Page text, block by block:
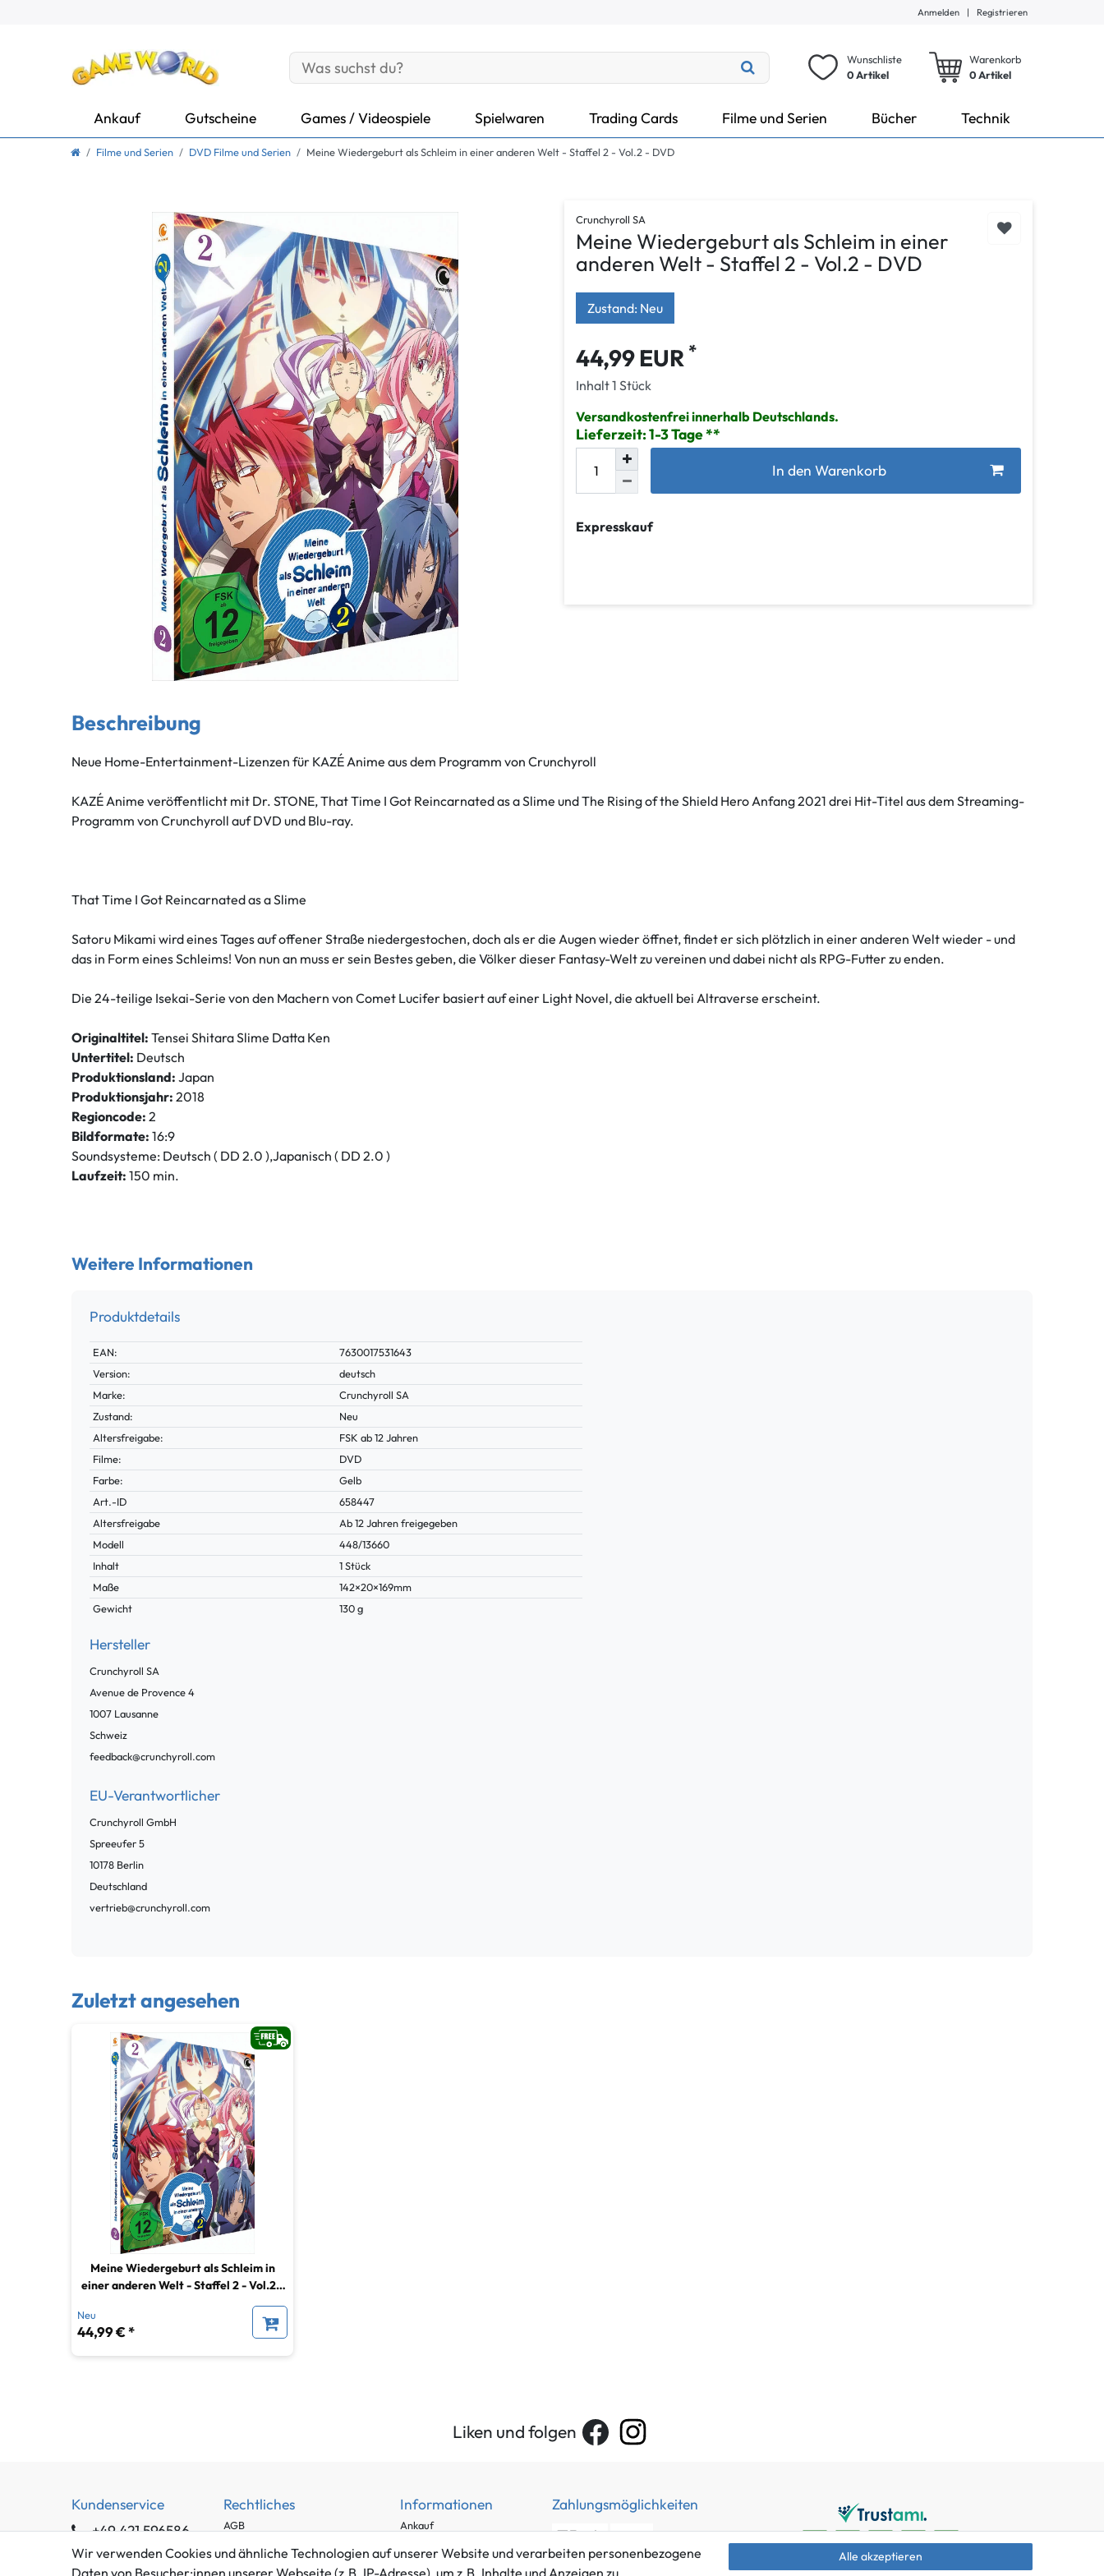
Anmelden | Registrieren
Wunschliste
0 Artikel
Warenkorb
0Artikel
Ankauf Gutscheine Games / Videospiele Spielwaren Trading Cards Filme und Serien Bücher Technik
Filme und Serien DVD Filme und Serien Meine Wiedergeburt als Schleim in einer anderen Welt - Staffel 2 - Vol.2 - DVD
Crunchyroll SA
Meine Wiedergeburt als Schleim in einer
anderen Welt - Staffel 2 - Vol.2 - DVD
Zustand: Neu
44,99 EUR *
Inhalt1 Stück
Versandkostenfrei innerhalb Deutschlands.
Lieferzeit: 1-3 Tage
In den Warenkorb
Expresskauf
Beschreibung
Neue Home-Entertainment-Lizenzen für KAZÉ Anime aus dem Programm von Crunchyroll
KAZÉ Anime veröffentlicht mit Dr. STONE, That Time I Got Reincarnated as a Slime und The Rising of the Shield Hero Anfang 2021 drei Hit-Titel aus dem Streaming-
Programm von Crunchyroll auf DVD und Blu-ray.
That Time I Got Reincarnated as a Slime
Satoru Mikami wird eines Tages auf offener Straße niedergestochen, doch als er die Augen wieder öffnet, findet er sich plötzlich in einer anderen Welt wieder - und
das in Form eines Schleims! Von nun an muss er sein Bestes geben, die Völker dieser Fantasy-Welt zu vereinen und dabei nicht als RPG-Futter zu enden.
Die 24-teilige Isekai-Serie von den Machern von Comet Lucifer basiert auf einer Light Novel, die aktuell bei Altraverse erscheint.
Originaltitel: Tensei Shitara Slime Datta Ken
Untertitel: Deutsch
Produktionsland: Japan
Produktionsjahr: 2018
Regioncode: 2
Bildformate: 16:9
Soundsysteme: Deutsch ( DD 2.0 ),Japanisch ( DD 2.0 )
Laufzeit: 150 min.
Weitere Informationen
Produktdetails
Technisches
Merkmal
Wert
EAN:
7630017531643
Version:
deutsch
Marke:
Crunchyroll SA
Zustand:
Neu
Altersfreigabe:
FSK ab 12 Jahren
Filme:
DVD
Farbe:
Gelb
Technisches
Merkmal
Wert
Art.-ID
658447
Altersfreigabe
Ab 12 Jahren freigegeben
Modell
448/13660
Inhalt
1 Stück
Maße
142×20×169mm
Gewicht
130 g
Hersteller
Crunchyroll SA
Avenue de Provence4
1007 Lausanne
Schweiz
feedback@crunchyroll.com
EU-Verantwortlicher
Crunchyroll GmbH
Spreeufer5
10178 Berlin
Deutschland
vertrieb@crunchyroll.com
Zuletzt angesehen
Meine Wiedergeburt als Schleim in
einer anderen Welt - Staffel 2 - Vol.2 -
Neu
44,99 € *
Liken und folgen
Kundenservice
+49 421 596586
Mo. - Fr. 9 - 16 Uhr
Rechtliches
AGB
Impressum
Datenschutzerklärung
Informationen
Ankauf
Häufig gestellte Fragen
Zahlungsmöglichkeiten
Wir verwenden Cookies und ähnliche Technologien auf unserer Website und verarbeiten personenbezogene
Daten von Besucher:innen unserer Webseite (z.B. IP-Adresse), um z.B. Inhalte und Anzeigen zu
Alle akzeptieren